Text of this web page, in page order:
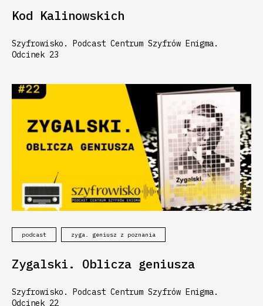
Kod Kalinowskich
Szyfrowisko. Podcast Centrum Szyfrów Enigma.
Odcinek 23
podcast zyga. geniusz z poznania
Zygalski. Oblicza geniusza
Szyfrowisko. Podcast Centrum Szyfrów Enigma.
Odcinek 22